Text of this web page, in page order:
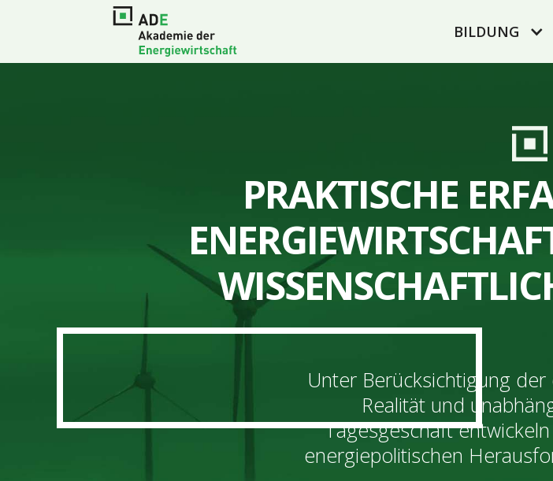
BILDUNG
PRAKTISCHE
Unter Berücksichtigung
Realität und
Tagesgeschäft
energiepolitischen